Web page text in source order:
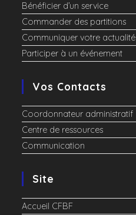
Bénéficier d’un service
Commander des partitions
Communiquer votre actualité
Participer à un événement
Vos Contacts
Coordonnateur administratif
Centre de ressources
Communication
Site
Accueil CFBF